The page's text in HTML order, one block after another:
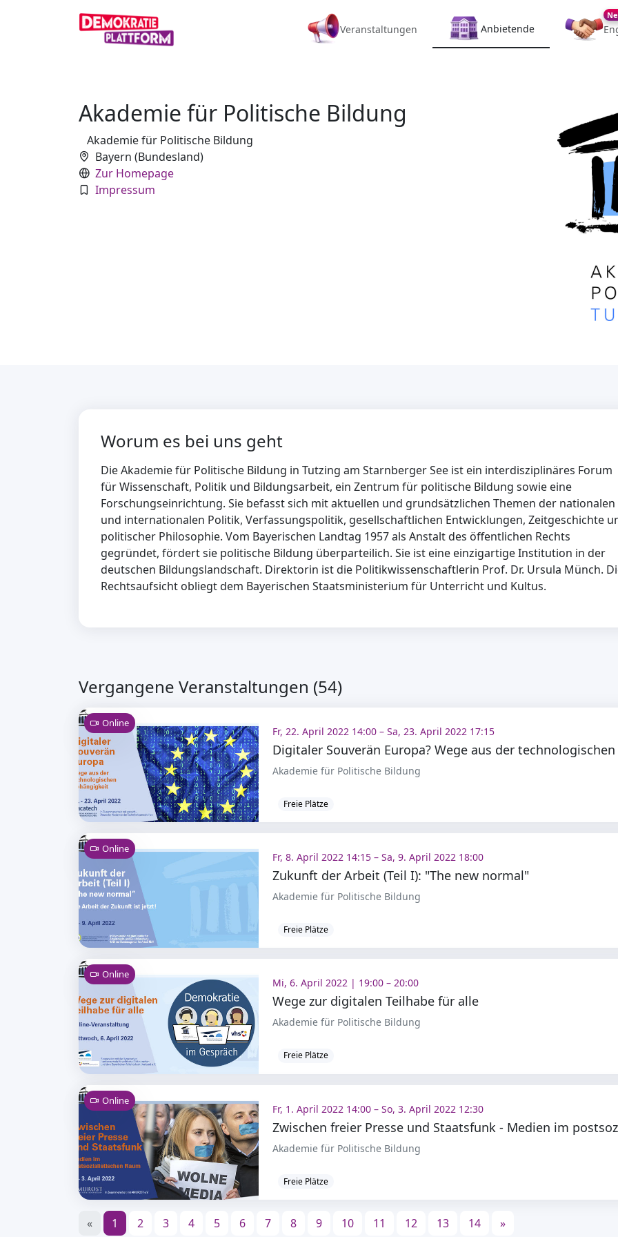
Veranstaltungen Anbietende
Akademie für Politische Bildung
Akademie für Politische Bildung
Bayern (Bundesland)
Zur Homepage
Impressum
Worum es bei uns geht
Die Akademie für Politische Bildung in Tutzing am Starnberger See ist ein interdisziplinäres Forum
für Wissenschaft, Politik und Bildungsarbeit, ein Zentrum für politische Bildung sowie eine
Forschungseinrichtung. Sie befasst sich mit aktuellen und grundsätzlichen Themen der nationalen
und internationalen Politik, Verfassungspolitik, gesellschaftlichen Entwicklungen, Zeitgeschichte
politischer Philosophie. Vom Bayerischen Landtag 1957 als Anstalt des öffentlichen Rechts
gegründet, fördert sie politische Bildung überparteilich. Sie ist eine einzigartige Institution in der
deutschen Bildungslandschaft. Direktorin ist die Politikwissenschaftlerin Prof. Dr. Ursula Münch.
Rechtsaufsicht obliegt dem Bayerischen Staatsministerium für Unterricht und Kultus.
Vergangene Veranstaltungen (54)
Online
Fr, 22. April 2022 14:00 – Sa, 23. April 2022 17:15
Akademie für Politische Bildung
Freie Plätze
Online
Fr, 8. April 2022 14:15 – Sa, 9. April 2022 18:00
Zukunft der Arbeit (Teil I): "The new normal"
Akademie für Politische Bildung
Freie Plätze
Online
Mi, 6. April 2022 | 19:00 – 20:00
Wege zur digitalen Teilhabe für alle
Akademie für Politische Bildung
Freie Plätze
Online
Fr, 1. April 2022 14:00 – So, 3. April 2022 12:30
Akademie für Politische Bildung
Freie Plätze
« 1 2 3 4 5 6 7 8 9 10 11 12 13 14 »